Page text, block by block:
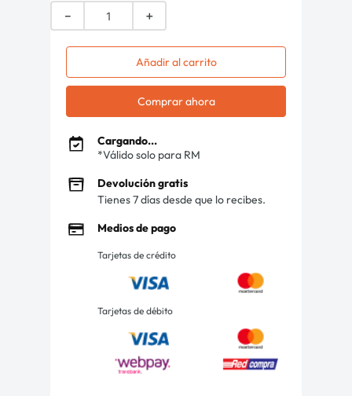
＋
－
Añadir al carrito
Comprar ahora
Cargando...
*Válido solo para RM
Devolución gratis
Tienes 7 días desde que lo recibes.
Medios de pago
Tarjetas de crédito
Tarjetas de débito